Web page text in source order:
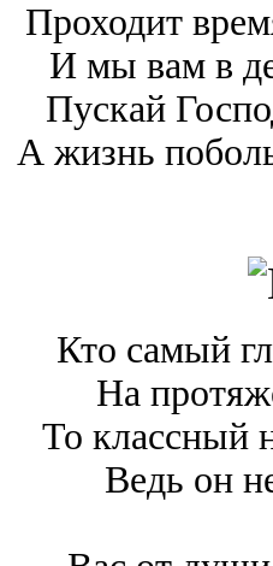
Проходит
И мы вам в
Пускай
А жизнь
Кто самый
На
То классный
Ведь он